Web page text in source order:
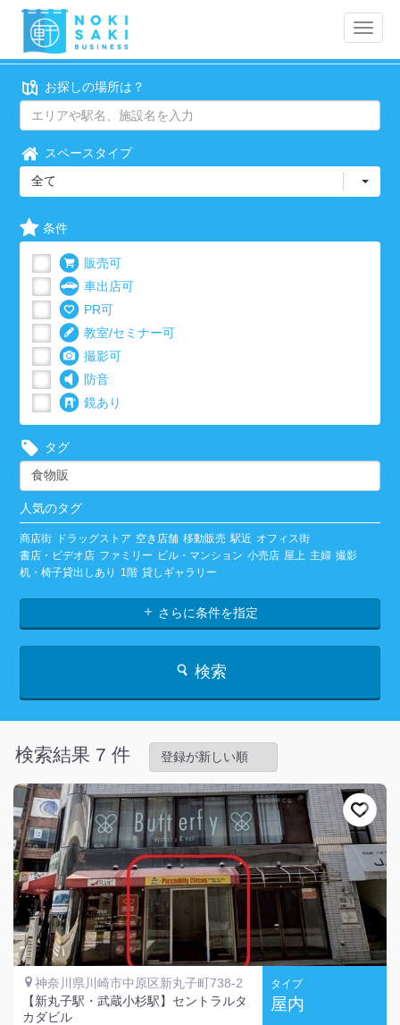
Toggle
お探しの場所は？
スペースタイプ
全て
条件
販売可
車出店可
PR可
教室/セミナー可
撮影可
防音
鏡あり
タグ
人気のタグ
商店街 ドラッグストア 空き店舗 移動販売 駅近 オフィス街
書店・ビデオ店 ファミリー ビル・マンション 小売店 屋上 主婦 撮影
机・椅子貸出しあり
1階 貸しギャラリー
さらに条件を指定
検索
検索結果 7 件
神奈川県川崎市中原区新丸子町738-2
【新丸子駅・武蔵小杉駅】セントラルタ
カダビル
タイプ
屋内